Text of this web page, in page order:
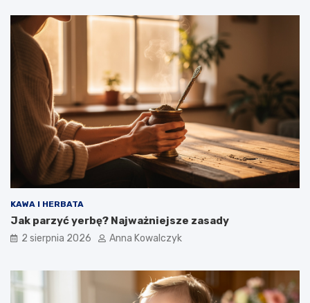
KAWA I HERBATA
Jak parzyć yerbę? Najważniejsze zasady
2 sierpnia 2026 Anna Kowalczyk